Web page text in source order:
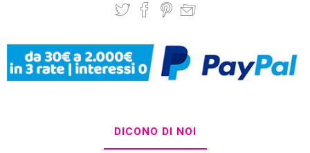
DICONO DI NOI